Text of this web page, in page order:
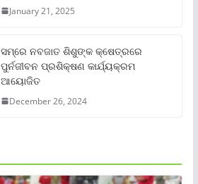
January 21, 2025
ସମ୍‌ରେ ନବଜାତ ଶିଶୁଙ୍କ କ୍ଷେତ୍ରରେ
ପୁର୍ନଜୀବନ ପ୍ରଶିକ୍ଷଣ କାର୍ଯ୍ୟକ୍ରମ
ଆୟୋଜିତ
December 26, 2024